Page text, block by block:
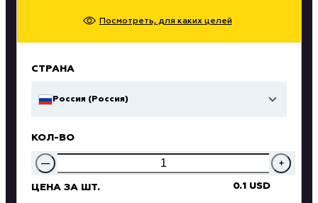
Посмотреть, для каких целей
СТРАНА
Россия (Россия)
КОЛ-ВО
— +
ЦЕНА ЗА ШТ. 0.1 USD